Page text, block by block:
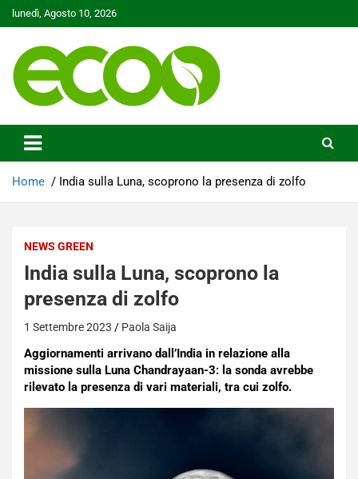
Skip
to
lunedì, Agosto 10, 2026
Ecoo.it
Home India sulla Luna, scoprono la presenza di zolfo
NEWS GREEN
India sulla Luna, scoprono la
presenza di zolfo
1 Settembre 2023 Paola Saija
Aggiornamenti arrivano dall’India in relazione alla
missione sulla Luna Chandrayaan-3: la sonda avrebbe
rilevato la presenza di vari materiali, tra cui zolfo.